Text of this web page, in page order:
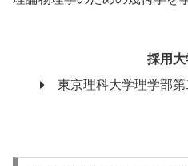
採用大
東京理科大学理学部